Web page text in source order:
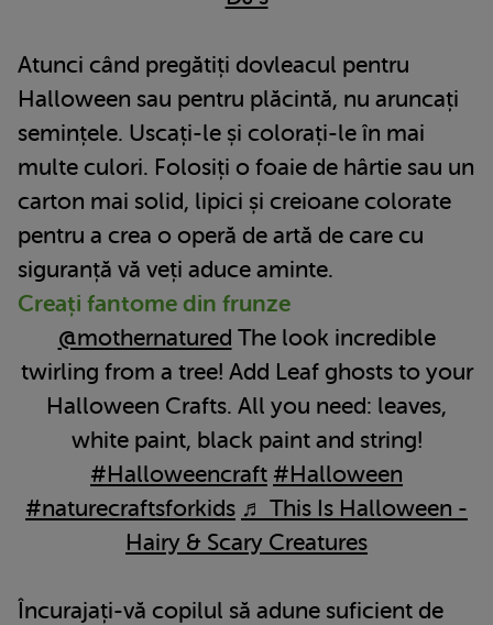
Atunci când pregătiți dovleacul pentru
Halloween sau pentru plăcintă, nu aruncați
semințele. Uscați-le și colorați-le în mai
multe culori. Folosiți o foaie de hârtie sau un
carton mai solid, lipici și creioane colorate
pentru a crea o operă de artă de care cu
siguranță vă veți aduce aminte.
Creați fantome din frunze
@mothernatured The look incredible
twirling from a tree! Add Leaf ghosts to your
Halloween Crafts. All you need: leaves,
white paint, black paint and string!
#Halloweencraft #Halloween
#naturecraftsforkids ♬ This Is Halloween -
Hairy & Scary Creatures
Încurajați-vă copilul să adune suficient de